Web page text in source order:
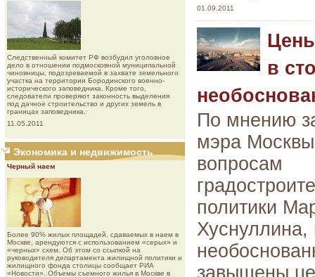
Следственный комитет РФ возбудил уголовное
дело в отношении подмосковной муниципальной
чиновницы, подозреваемой в захвате земельного
участка на территории Бородинского военно-
исторического заповедника. Кроме того,
следователи проверяют законность выделения
под дачное строительство и других земель в
границах заповедника.
11.05.2011
Экономика и недвижимость
Черный наем
Более 90% жилых площадей, сдаваемых в наем в
Москве, арендуются с использованием «серых» и
«черных» схем. Об этом со ссылкой на
руководителя департамента жилищной политики и
жилищного фонда столицы сообщает РИА
«Новости». Объемы съемного жилья в Москве в
01.09.2011
в
По мнению
мэра
вопросам
политики
Хуснуллина,
завышены